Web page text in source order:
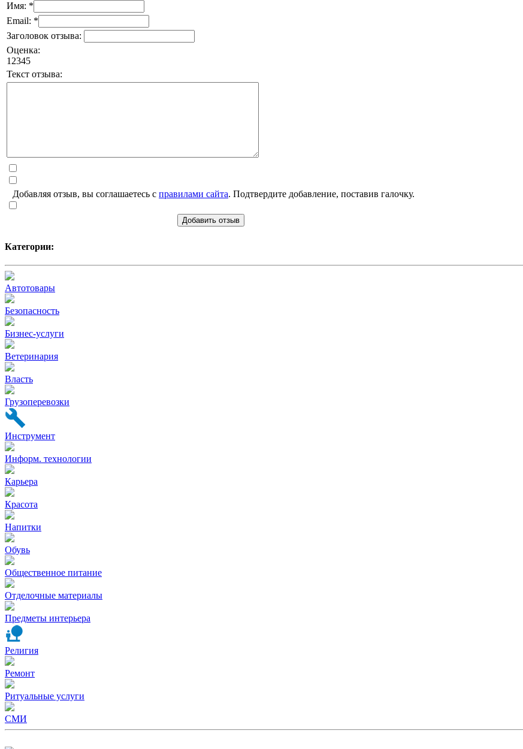
Имя: *
Email: *
Заголовок отзыва:
Оценка:
1 2345
Текст отзыва:
Добавляя отзыв, вы соглашаетесь с правилами сайта. Подтвердите добавление, поставив галочку.
Добавить отзыв
Категории:
Автотовары
Безопасность
Бизнес-услуги
Ветеринария
Власть
Грузоперевозки
Инструмент
Информ. технологии
Карьера
Красота
Напитки
Обувь
Общественное питание
Отделочные материалы
Предметы интерьера
Религия
Ремонт
Ритуальные услуги
СМИ